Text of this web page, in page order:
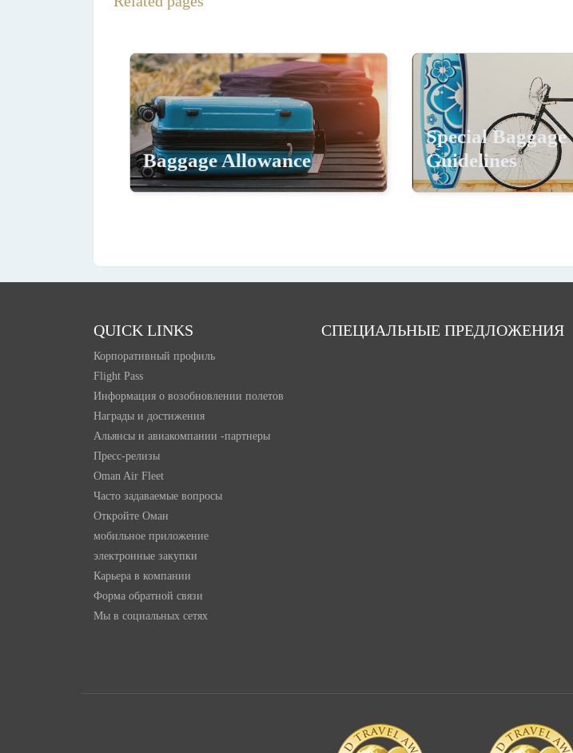
Baggage Allowance
Special Baggage
Guidelines
QUICK LINKS
Корпоративный профиль
Flight Pass
Информация о возобновлении полетов
Награды и достижения
Альянсы и авиакомпании -партнеры
Пресс-релизы
Oman Air Fleet
Часто задаваемые вопросы
Откройте Оман
мобильное приложение
электронные закупки
Карьера в компании
Форма обратной связи
Мы в социальных сетях
СПЕЦИАЛЬНЫЕ ПРЕДЛОЖЕНИЯ